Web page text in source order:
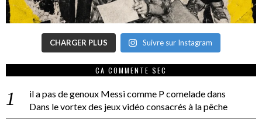
CHARGER PLUS Suivre sur Instagram
CA COMMENTE SEC
il a pas de genoux Messi comme P comeladedans
Dans le vortex des jeux vidéo consacrés à la pêche